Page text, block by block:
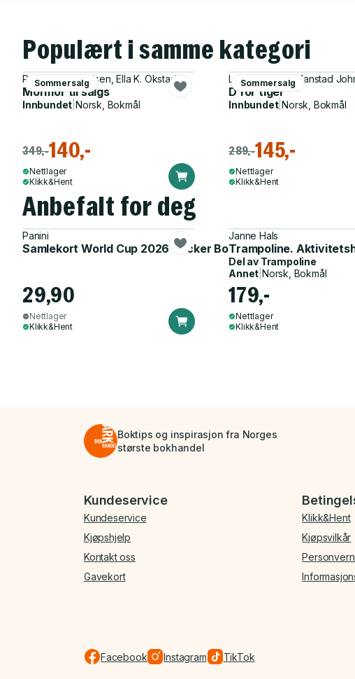
Populært i samme kategori
Sommersalg
Rebecca Wexelsen, Ella K. Okstad
Mormor til salgs
Innbundet |Norsk, Bokmål
349,-140,-
Nettlager
Klikk&Hent
Sommersalg
Lene Ask, Mari Kanstad
D for tiger
Innbundet|Norsk, Bokmål
289,-145,-
Nettlager
Klikk&Hent
Anbefalt for deg
Panini
Samlekort World Cup 2026 Sticker Booster
29,90
Nettlager
Klikk&Hent
Janne Hals
Trampoline.
Del av Trampoline
Annet Norsk, Bokmål
179,-
Nettlager
Klikk&Hent
Boktips og inspirasjon fra Norges
største bokhandel
Bunnmeny
Kundeservice
Kundeservice
Kjøpshjelp
Kontakt oss
Gavekort
Klikk&Hent
Kjøpsvilkår
Facebook Instagram TikTok